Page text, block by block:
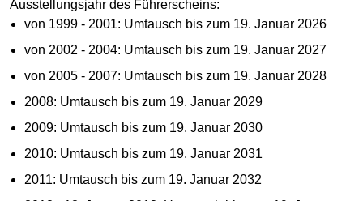
Ausstellungsjahr des Führerscheins:
von 1999 - 2001: Umtausch bis zum 19. Januar 2026
von 2002 - 2004: Umtausch bis zum 19. Januar 2027
von 2005 - 2007: Umtausch bis zum 19. Januar 2028
2008: Umtausch bis zum 19. Januar 2029
2009: Umtausch bis zum 19. Januar 2030
2010: Umtausch bis zum 19. Januar 2031
2011: Umtausch bis zum 19. Januar 2032